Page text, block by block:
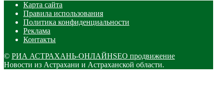
Карта сайта
Правила использования
Политика конфиденциальности
Реклама
Контакты
© РИА АСТРАХАНЬ-ОНЛАЙНSEO продвижение
Новости из Астрахани и Астраханской области.